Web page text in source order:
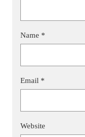
Name *
Email *
Website